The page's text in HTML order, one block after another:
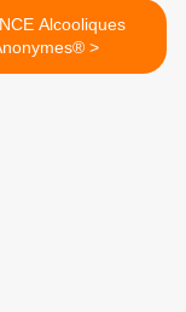
Alcooliques
Anonymes® >